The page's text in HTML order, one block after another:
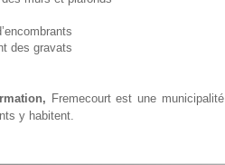
des gravats
Fremecourt est une
y habitent.